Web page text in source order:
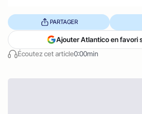
Écoutez cet article0:00min
PARTAGER
Ajouter Atlantico en favori